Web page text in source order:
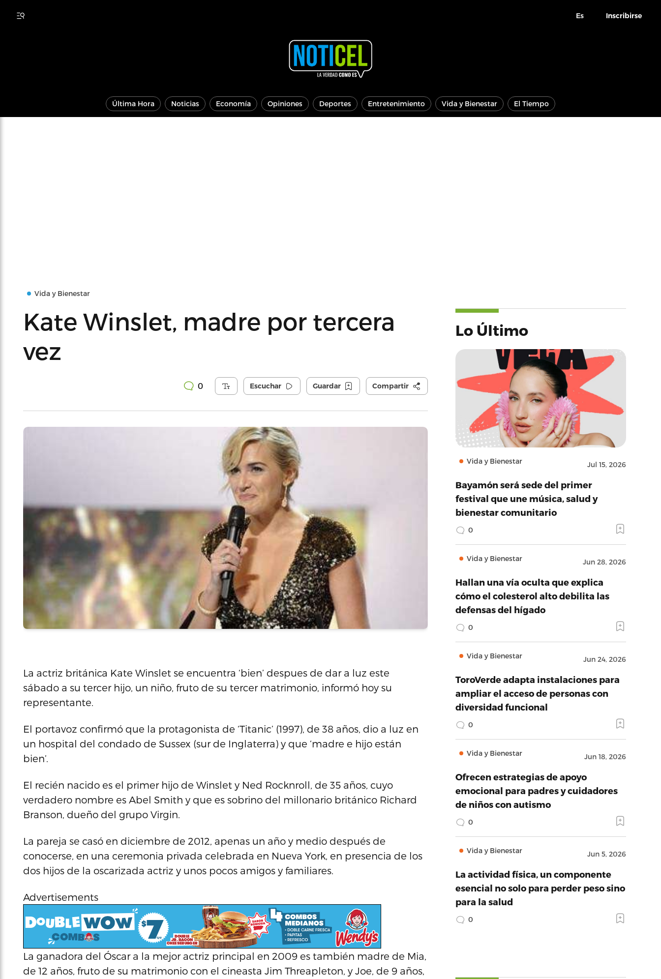
Es Inscribirse
Última Hora Noticias Economía Opiniones Deportes Entretenimiento Vida y Bienestar El Tiempo
Vida y Bienestar
Kate Winslet, madre por tercera
vez
0 Escuchar Guardar Compartir
La actriz británica Kate Winslet se encuentra ‘bien’ despues de dar a luz este
sábado a su tercer hijo, un niño, fruto de su tercer matrimonio, informó hoy su
representante.
El portavoz confirmó que la protagonista de ‘Titanic’ (1997), de 38 años, dio a luz en
un hospital del condado de Sussex (sur de Inglaterra) y que ‘madre e hijo están
bien’.
El recién nacido es el primer hijo de Winslet y Ned Rocknroll, de 35 años, cuyo
verdadero nombre es Abel Smith y que es sobrino del millonario británico Richard
Branson, dueño del grupo Virgin.
La pareja se casó en diciembre de 2012, apenas un año y medio después de
conocerse, en una ceremonia privada celebrada en Nueva York, en presencia de los
dos hijos de la oscarizada actriz y unos pocos amigos y familiares.
Advertisements
La ganadora del Óscar a la mejor actriz principal en 2009 es también madre de Mia,
de 12 años, fruto de su matrimonio con el cineasta Jim Threapleton, y Joe, de 9 años,
Lo Último
Vida y Bienestar Jul 15, 2026
Bayamón será sede del primer
festival que une música, salud y
bienestar comunitario
0
Vida y Bienestar Jun 28, 2026
Hallan una vía oculta que explica
cómo el colesterol alto debilita las
defensas del hígado
0
Vida y Bienestar Jun 24, 2026
ToroVerde adapta instalaciones para
ampliar el acceso de personas con
diversidad funcional
0
Vida y Bienestar Jun 18, 2026
Ofrecen estrategias de apoyo
emocional para padres y cuidadores
de niños con autismo
0
Vida y Bienestar Jun 5, 2026
La actividad física, un componente
esencial no solo para perder peso sino
para la salud
0